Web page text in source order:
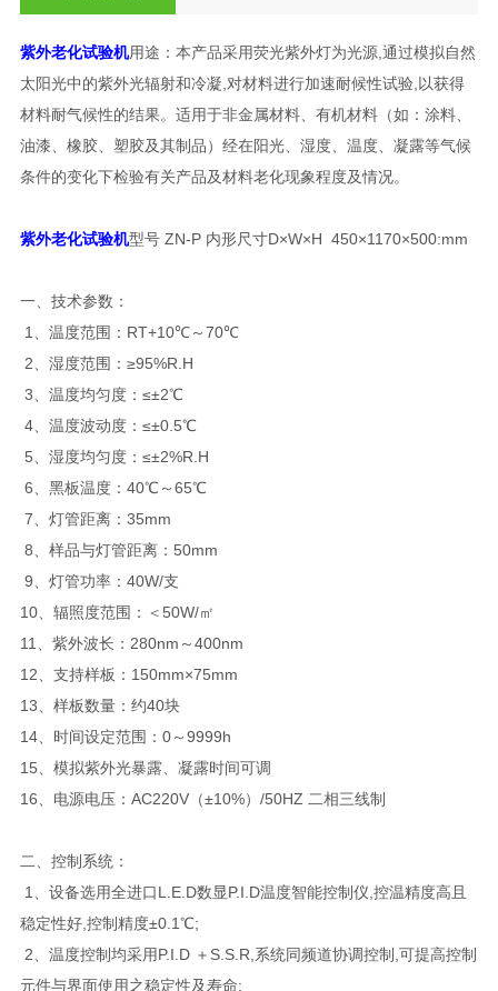
紫外老化试验机用途：本产品采用荧光紫外灯为光源,通过模拟自然
太阳光中的紫外光辐射和冷凝,对材料进行加速耐候性试验,以获得
材料耐气候性的结果。适用于非金属材料、有机材料（如：涂料、
油漆、橡胶、塑胶及其制品）经在阳光、湿度、温度、凝露等气候
条件的变化下检验有关产品及材料老化现象程度及情况。
紫外老化试验机型号 ZN-P 内形尺寸D×W×H 450×1170×500:mm
一、技术参数：
1、温度范围：RT+10℃～70℃
2、湿度范围：≥95%R.H
3、温度均匀度：≤±2℃
4、温度波动度：≤±0.5℃
5、湿度均匀度：≤±2%R.H
6、黑板温度：40℃～65℃
7、灯管距离：35mm
8、样品与灯管距离：50mm
9、灯管功率：40W/支
10、辐照度范围：＜50W/㎡
11、紫外波长：280nm～400nm
12、支持样板：150mm×75mm
13、样板数量：约40块
14、时间设定范围：0～9999h
15、模拟紫外光暴露、凝露时间可调
16、电源电压：AC220V（±10%）/50HZ 二相三线制
二、控制系统：
1、设备选用全进口L.E.D数显P.I.D温度智能控制仪,控温精度高且
稳定性好,控制精度±0.1℃;
2、温度控制均采用P.I.D ＋S.S.R,系统同频道协调控制,可提高控制
元件与界面使用之稳定性及寿命;